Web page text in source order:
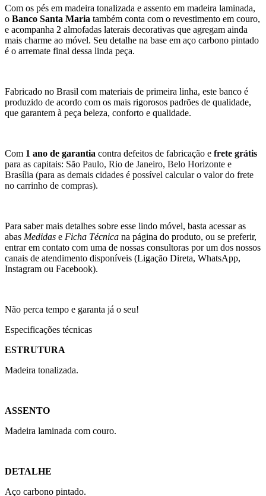
Com os pés em madeira tonalizada e assento em madeira laminada,
o Banco Santa Maria também conta com o revestimento em couro,
e acompanha 2 almofadas laterais decorativas que agregam ainda
mais charme ao móvel. Seu detalhe na base em aço carbono pintado
é o arremate final dessa linda peça.
Fabricado no Brasil com materiais de primeira linha, este banco é
produzido de acordo com os mais rigorosos padrões de qualidade,
que garantem à peça beleza, conforto e qualidade.
Com 1 ano de garantia contra defeitos de fabricação e frete grátis
para as capitais: São Paulo, Rio de Janeiro, Belo Horizonte e
Brasília (para as demais cidades é possível calcular o valor do frete
no carrinho de compras).
Para saber mais detalhes sobre esse lindo móvel, basta acessar as
abas Medidas e Ficha Técnica na página do produto, ou se preferir,
entrar em contato com uma de nossas consultoras por um dos nossos
canais de atendimento disponíveis (Ligação Direta, WhatsApp,
Instagram ou Facebook).
Não perca tempo e garanta já o seu!
Especificações técnicas
ESTRUTURA
Madeira tonalizada.
ASSENTO
Madeira laminada com couro.
DETALHE
Aço carbono pintado.